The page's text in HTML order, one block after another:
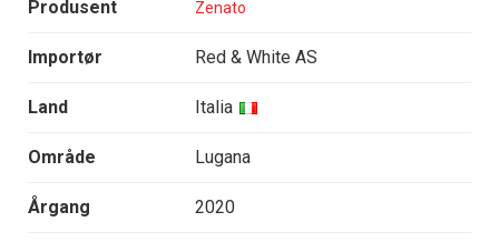
Produsent Zenato
Importør Red & White AS
Land Italia
Område Lugana
Årgang 2020